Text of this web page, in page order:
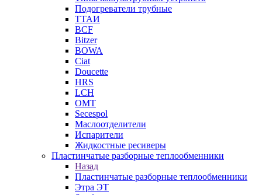
Подогреватели трубные
ТТАИ
BCF
Bitzer
BOWA
Ciat
Doucette
HRS
LCH
OMT
Secespol
Маслоотделители
Испарители
Жидкостные ресиверы
Пластинчатые разборные теплообменники
Назад
Пластинчатые разборные теплообменники
Этра ЭТ